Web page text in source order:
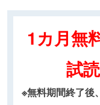
1カ月無
試
※無料期間終了後